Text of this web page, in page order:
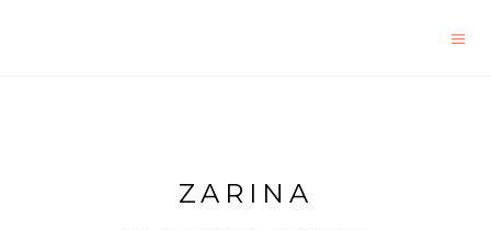
ZARINA